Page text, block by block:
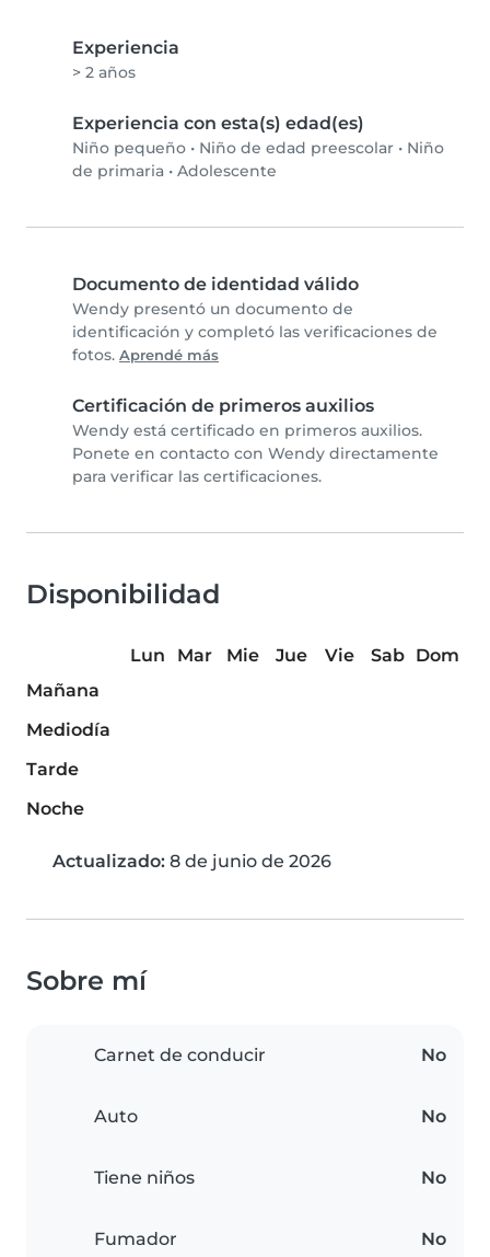
Experiencia
> 2 años
Experiencia con esta(s) edad(es)
Niño pequeño • Niño de edad preescolar • Niño
de primaria • Adolescente
Documento de identidad válido
Wendy presentó un documento de
identificación y completó las verificaciones de
fotos. Aprendé más
Certificación de primeros auxilios
Wendy está certificado en primeros auxilios.
Ponete en contacto con Wendy directamente
para verificar las certificaciones.
Disponibilidad
Lun Mar Mie Jue Vie Sab
Dom
Mañana
Mediodía
Tarde
Noche
Actualizado: 8 de junio de 2026
Sobre mí
Carnet de conducir No
Auto No
Tiene niños No
Fumador No